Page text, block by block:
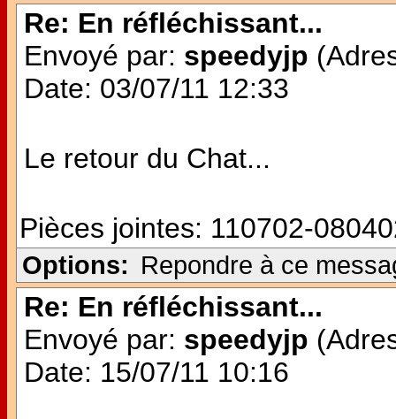
Re: En réfléchissant...
Envoyé par: speedyjp
Date: 03/07/11 12:33
Le retour du Chat...
Pièces jointes: 110702-
Options: Repondre à ce
Re: En réfléchissant...
Envoyé par: speedyjp
Date: 15/07/11 10:16